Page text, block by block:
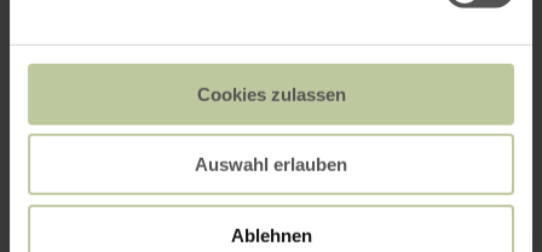
Cookies zulassen
Auswahl erlauben
Ablehnen